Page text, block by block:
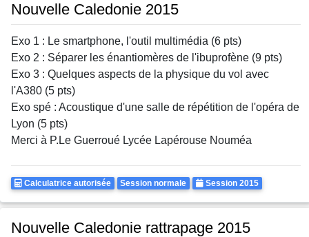
Nouvelle Caledonie 2015
Exo 1 : Le smartphone, l'outil multimédia (6 pts)
Exo 2 : Séparer les énantiomères de l'ibuprofène (9 pts)
Exo 3 : Quelques aspects de la physique du vol avec
l'A380 (5 pts)
Exo spé : Acoustique d'une salle de répétition de l'opéra de
Lyon (5 pts)
Merci à P.Le Guerroué Lycée Lapérouse Nouméa
Calculatrice
Calculatrice autorisée Rattrapages
Session normale Annee
Session 2015
Nouvelle Caledonie rattrapage 2015